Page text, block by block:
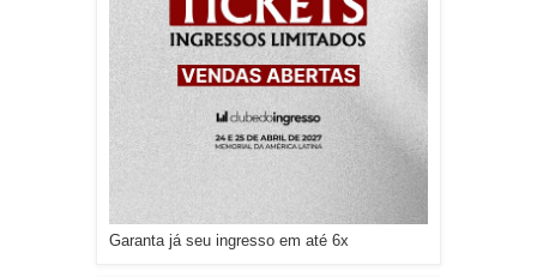
Garanta já seu ingresso em até 6x